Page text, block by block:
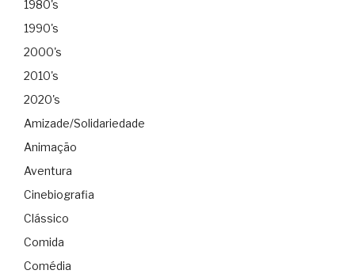
1980's
1990's
2000's
2010's
2020's
Amizade/Solidariedade
Animação
Aventura
Cinebiografia
Clássico
Comida
Comédia